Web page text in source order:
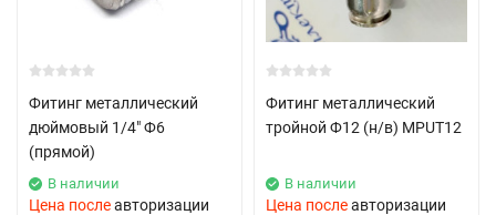
Фитинг металлический
дюймовый 1/4" Ф6
(прямой)
В наличии
Цена послеавторизации
Фитинг металлический
тройной Ф12 (н/в) MPUT12
В наличии
Цена послеавторизации